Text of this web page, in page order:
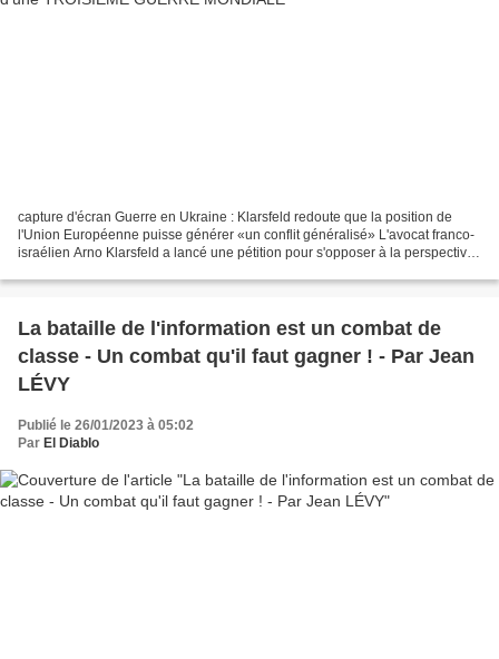
capture d'écran Guerre en Ukraine : Klarsfeld redoute que la position de
l'Union Européenne puisse générer «un conflit généralisé» L'avocat franco-
israélien Arno Klarsfeld a lancé une pétition pour s'opposer à la perspective
La bataille de l'information est un combat de
classe - Un combat qu'il faut gagner ! - Par Jean
LÉVY
Publié le 26/01/2023 à 05:02
Par El Diablo